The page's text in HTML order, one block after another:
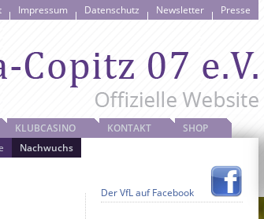
Impressum Datenschutz Newsletter Presse
Nachwuchs
KLUBCASINO KONTAKT SHOP
Der VfL auf Facebook